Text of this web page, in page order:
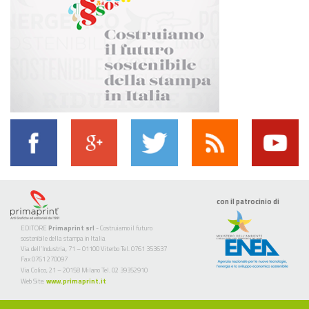
EDITORE Primaprint srl - Costruiamo il futuro
sostenibile della stampa in Italia
Via dell’Industria, 71 – 01100 Viterbo Tel. 0761 353637
Fax 0761 270097
Via Colico, 21 – 20158 Milano Tel. 02 39352910
Web Site: www.primaprint.it
con il patrocinio di